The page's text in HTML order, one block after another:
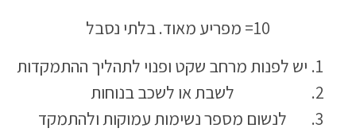
10= מפריע מאוד. בלתי נסבל
יש לפנות מרחב שקט ופנוי לתהליך ההתמקדות
לשבת או לשכב בנוחות
לנשום מספר נשימות עמוקות ולהתמקד